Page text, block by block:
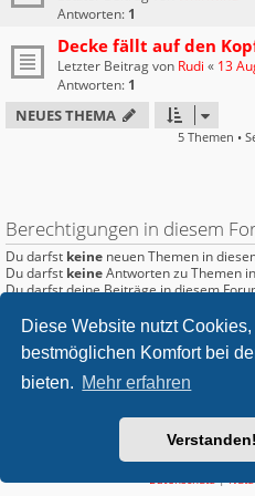
Diese Website nutzt
bestmöglichen Komfort bei
bieten. Mehr erfahren
Verstanden!
Antworten: 1
Decke fällt auf den
Letzter Beitrag von Rudi « 13
Antworten: 1
NEUES THEMA
5 Themen •
Berechtigungen in diesem
Du darfst keine neuen Themen in
Du darfst keineAntworten zu Themen
Du darfst deine Beiträge in diesem
Du darfstkeineDateianhänge in diesem
Startseite Foren-Übersicht
metrolike style byEric Seguin
Powered byphpBB® Forum
Deutsche
Datenschutz|